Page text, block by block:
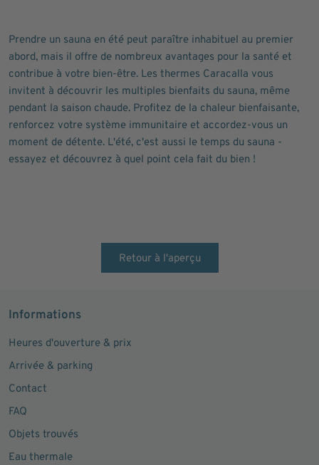
Prendre un sauna en été peut paraître inhabituel au premier
abord, mais il offre de nombreux avantages pour la santé et
contribue à votre bien-être. Les thermes Caracalla vous
invitent à découvrir les multiples bienfaits du sauna, même
pendant la saison chaude. Profitez de la chaleur bienfaisante,
renforcez votre système immunitaire et accordez-vous un
moment de détente. L'été, c'est aussi le temps du sauna -
essayez et découvrez à quel point cela fait du bien !
Retour à l'aperçu
Informations
Heures d'ouverture & prix
Arrivée & parking
Contact
FAQ
Objets trouvés
Eau thermale